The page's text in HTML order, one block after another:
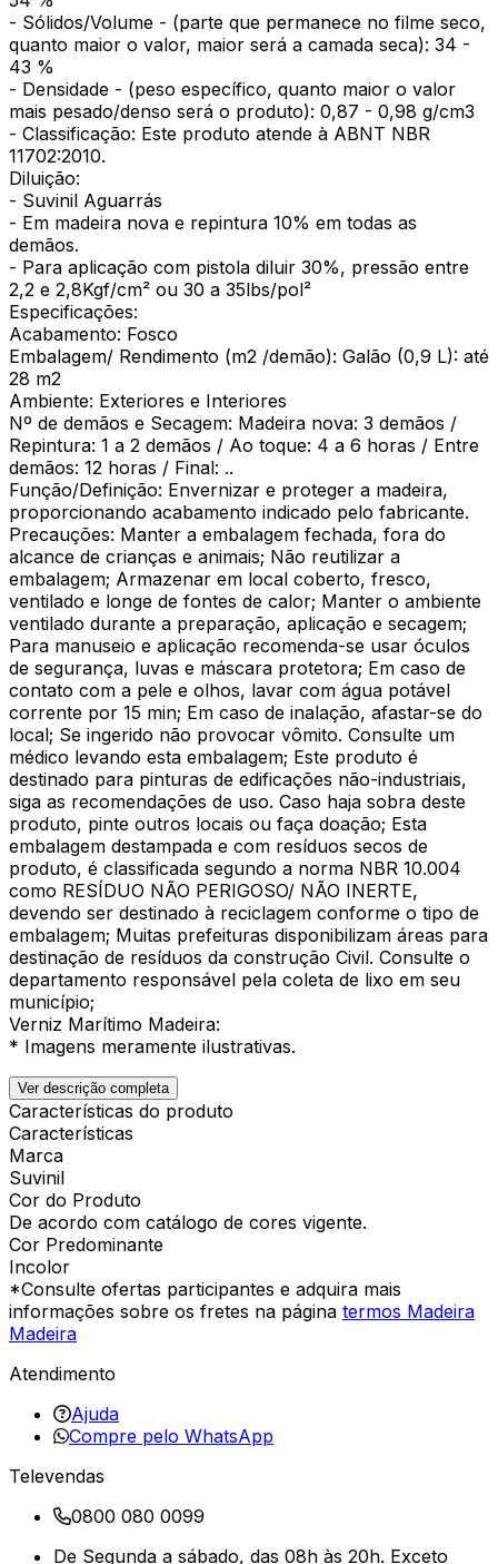
- Sólidos/Volume - (parte que permanece no filme seco,
quanto maior o valor, maior será a camada seca): 34 -
43 %
- Densidade - (peso específico, quanto maior o valor
mais pesado/denso será o produto): 0,87 - 0,98 g/cm3
- Classificação: Este produto atende à ABNT NBR
11702:2010.
Diluição:
- Suvinil Aguarrás
- Em madeira nova e repintura 10% em todas as
demãos.
- Para aplicação com pistola diluir 30%, pressão entre
2,2 e 2,8Kgf/cm² ou 30 a 35lbs/pol²
Especificações:
Acabamento: Fosco
Embalagem/ Rendimento (m2 /demão): Galão (0,9 L): até
28 m2
Ambiente: Exteriores e Interiores
Nº de demãos e Secagem: Madeira nova: 3 demãos /
Repintura: 1 a 2 demãos / Ao toque: 4 a 6 horas / Entre
demãos: 12 horas / Final: ..
Função/Definição: Envernizar e proteger a madeira,
proporcionando acabamento indicado pelo fabricante.
Precauções: Manter a embalagem fechada, fora do
alcance de crianças e animais; Não reutilizar a
embalagem; Armazenar em local coberto, fresco,
ventilado e longe de fontes de calor; Manter o ambiente
ventilado durante a preparação, aplicação e secagem;
Para manuseio e aplicação recomenda-se usar óculos
de segurança, luvas e máscara protetora; Em caso de
contato com a pele e olhos, lavar com água potável
corrente por 15 min; Em caso de inalação, afastar-se do
local; Se ingerido não provocar vômito. Consulte um
médico levando esta embalagem; Este produto é
destinado para pinturas de edificações não-industriais,
siga as recomendações de uso. Caso haja sobra deste
produto, pinte outros locais ou faça doação; Esta
embalagem destampada e com resíduos secos de
produto, é classificada segundo a norma NBR 10.004
como RESÍDUO NÃO PERIGOSO/ NÃO INERTE,
devendo ser destinado à reciclagem conforme o tipo de
embalagem; Muitas prefeituras disponibilizam áreas para
destinação de resíduos da construção Civil. Consulte o
departamento responsável pela coleta de lixo em seu
município;
Verniz Marítimo Madeira:
* Imagens meramente ilustrativas.
Ver descrição completa
Características do produto
Características
Marca
Suvinil
Cor do Produto
De acordo com catálogo de cores vigente.
Cor Predominante
Incolor
*Consulte ofertas participantes e adquira mais
informações sobre os fretes na página termos Madeira
Madeira
Atendimento
Ajuda
Compre pelo WhatsApp
Televendas
0800 080 0099
De Segunda a sábado, das 08h às 20h. Exceto